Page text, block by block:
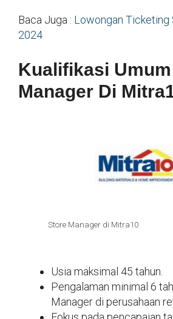
Baca Juga : Lowongan Ticketing
2024
Kualifikasi
Manager Di
Store Manager di Mitra10
Usia maksimal 45 tahun.
Pengalaman minimal 6
Manager di perusahaan